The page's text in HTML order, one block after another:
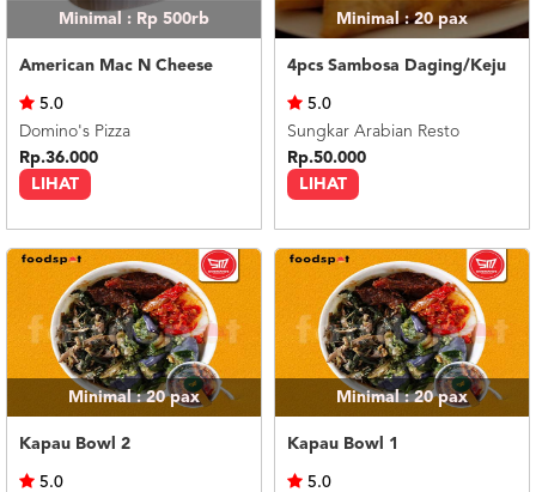
Minimal : Rp 500rb
American Mac N Cheese
LIHAT
5.0
Domino's Pizza
Rp.36.000
Minimal : 20pax
4pcs Sambosa Daging/Keju
LIHAT
5.0
Sungkar Arabian Resto
Rp.50.000
Minimal : 20pax
Kapau Bowl 2
5.0
Minimal : 20pax
Kapau Bowl 1
5.0